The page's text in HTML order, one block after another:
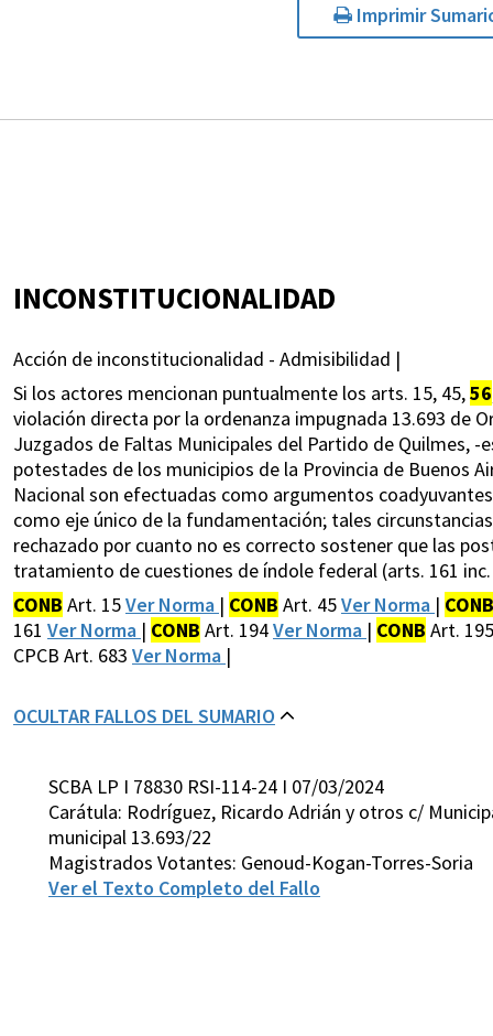
Imprimir
INCONSTITUCIONALIDAD
Acción de inconstitucionalidad - Admisibilidad |
Si los actores mencionan puntualmente los arts. 15, 45,56
violación directa por la ordenanza impugnada 13.693 de
Juzgados de Faltas Municipales del Partido de Quilmes,
potestades de los municipios de la Provincia de Buenos
Nacional son efectuadas como argumentos
como eje único de la fundamentación; tales
rechazado por cuanto no es correcto sostener que las
tratamiento de cuestiones de índole federal (arts. 161 inc.
CONB Art. 15Ver Norma | CONB Art. 45Ver Norma | CONB
161 Ver Norma | CONB Art. 194Ver Norma | CONB Art.
CPCB Art. 683 Ver Norma |
OCULTAR FALLOS DEL SUMARIO
SCBA LP I 78830 RSI-114-24 I 07/03/2024
Carátula: Rodríguez, Ricardo Adrián y otros c/
municipal 13.693/22
Magistrados Votantes: Genoud-Kogan-Torres-Soria
Ver el Texto Completo del Fallo